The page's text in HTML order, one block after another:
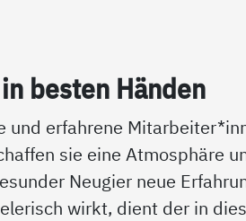
bes­ten Hän­den
und erfahrene
sie eine Atmosphäre
Neugier neue
wirkt, dient der in